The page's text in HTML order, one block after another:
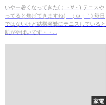
いやー暑くなってきた(；・∀・) テニスや
ってると焦げてきますね(´；ω；｀) 毎日
ではないけど結構頻繁にテニスしていると
肌がやばいです・・...
家電